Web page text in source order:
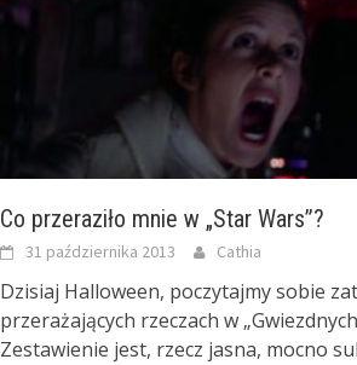
Co przeraziło mnie w „Star Wars”?
31 października 2013 Cathia
Dzisiaj Halloween, poczytajmy sobie
przerażających rzeczach w
Zestawienie jest, rzecz jasna, mocno